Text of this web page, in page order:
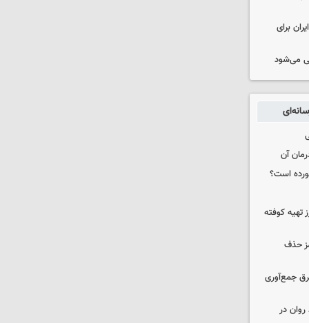
برای
می‌شود
آن
است؟
تهیه کوفته
حذف
جمع‌آوری
در